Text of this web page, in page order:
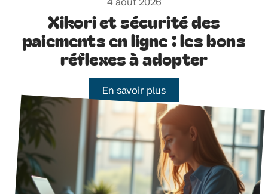
Xikori et sécurité des
paiements en ligne : les bons
réflexes à adopter
En savoir plus